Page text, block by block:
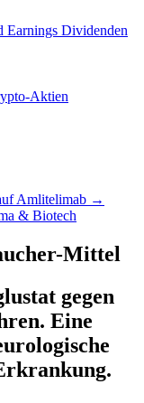
Earnings Dividenden
Aktien
Amlitelimab →
& Biotech
Mittel
gegen
Eine